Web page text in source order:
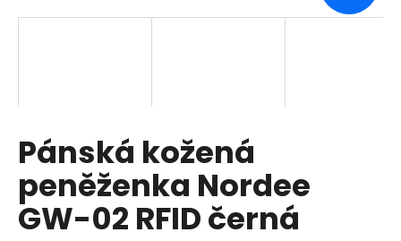
Pánská kožená
peněženka Nordee
GW-02 RFID černá
D
o
p
o
r